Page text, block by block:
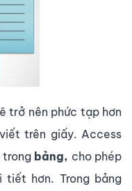
trở nên phức tạp hơn
trên giấy. Access
trong bảng, cho phép
tiết hơn. Trong bảng